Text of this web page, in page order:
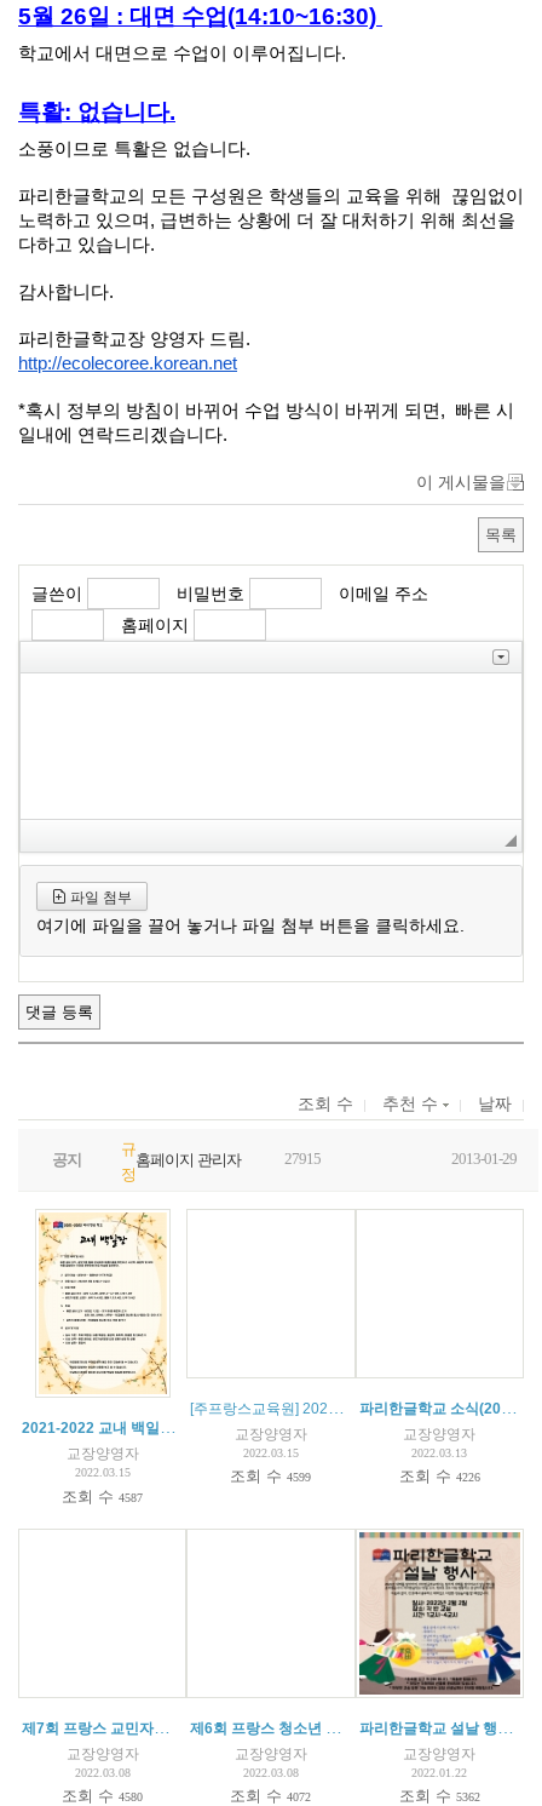
5월 26일 : 대면 수업(14:10~16:30)
학교에서 대면으로 수업이 이루어집니다.
특활: 없습니다.
소풍이므로 특활은 없습니다.
파리한글학교의 모든 구성원은 학생들의 교육을 위해 끊임없이
노력하고 있으며, 급변하는 상황에 더 잘 대처하기 위해 최선을
다하고 있습니다.
감사합니다.
파리한글학교장 양영자 드림.
http://ecolecoree.korean.net
*혹시 정부의 방침이 바뀌어 수업 방식이 바뀌게 되면, 빠른 시
일내에 연락드리겠습니다.
이 게시물을
목록
글쓴이 비밀번호
이메일 주소
홈페이지
파일 첨부
여기에 파일을 끌어 놓거나 파일 첨부 버튼을 클릭하세요.
조회 수 추천 수 날짜
공지
규
정
홈페이지 관리자 27915 2013-01-29
2021-2022 교내 백일장 안내
교장양영자
2022.03.15
조회 수4587
교장양영자
2022.03.15
조회 수4599
파리한글학교 소식(2022.03.12)
교장양영자
2022.03.13
조회 수 4226
제7회 프랑스 교민자녀 수학경시대회 안내
교장양영자
2022.03.08
조회 수4580
교장양영자
2022.03.08
조회 수4072
교장양영자
2022.01.22
조회 수 5362